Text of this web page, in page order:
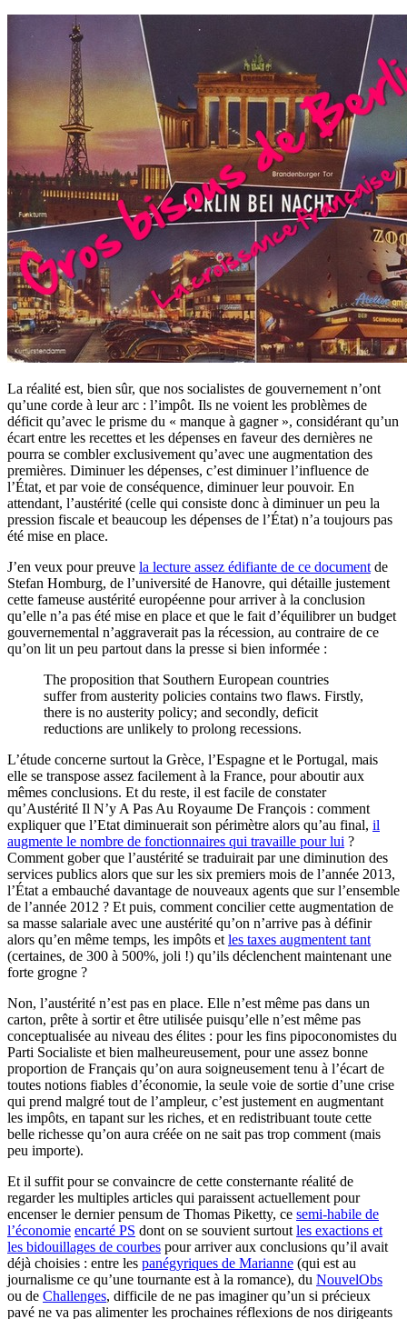
La réalité est, bien sûr, que nos socialistes de gouvernement n’ont
qu’une corde à leur arc : l’impôt. Ils ne voient les problèmes de
déficit qu’avec le prisme du « manque à gagner », considérant qu’un
écart entre les recettes et les dépenses en faveur des dernières ne
pourra se combler exclusivement qu’avec une augmentation des
premières. Diminuer les dépenses, c’est diminuer l’influence de
l’État, et par voie de conséquence, diminuer leur pouvoir. En
attendant, l’austérité (celle qui consiste donc à diminuer un peu la
pression fiscale et beaucoup les dépenses de l’État) n’a toujours pas
été mise en place.
J’en veux pour preuve la lecture assez édifiante de ce document de
Stefan Homburg, de l’université de Hanovre, qui détaille justement
cette fameuse austérité européenne pour arriver à la conclusion
qu’elle n’a pas été mise en place et que le fait d’équilibrer un budget
gouvernemental n’aggraverait pas la récession, au contraire de ce
qu’on lit un peu partout dans la presse si bien informée :
The proposition that Southern European countries
suffer from austerity policies contains two flaws. Firstly,
there is no austerity policy; and secondly, deficit
reductions are unlikely to prolong recessions.
L’étude concerne surtout la Grèce, l’Espagne et le Portugal, mais
elle se transpose assez facilement à la France, pour aboutir aux
mêmes conclusions. Et du reste, il est facile de constater
qu’Austérité Il N’y A Pas Au Royaume De François : comment
expliquer que l’Etat diminuerait son périmètre alors qu’au final, il
augmente le nombre de fonctionnaires qui travaille pour lui ?
Comment gober que l’austérité se traduirait par une diminution des
services publics alors que sur les six premiers mois de l’année 2013,
l’État a embauché davantage de nouveaux agents que sur l’ensemble
de l’année 2012 ? Et puis, comment concilier cette augmentation de
sa masse salariale avec une austérité qu’on n’arrive pas à définir
alors qu’en même temps, les impôts et les taxes augmentent tant
(certaines, de 300 à 500%, joli !) qu’ils déclenchent maintenant une
forte grogne ?
Non, l’austérité n’est pas en place. Elle n’est même pas dans un
carton, prête à sortir et être utilisée puisqu’elle n’est même pas
conceptualisée au niveau des élites : pour les fins pipoconomistes du
Parti Socialiste et bien malheureusement, pour une assez bonne
proportion de Français qu’on aura soigneusement tenu à l’écart de
toutes notions fiables d’économie, la seule voie de sortie d’une crise
qui prend malgré tout de l’ampleur, c’est justement en augmentant
les impôts, en tapant sur les riches, et en redistribuant toute cette
belle richesse qu’on aura créée on ne sait pas trop comment (mais
peu importe).
Et il suffit pour se convaincre de cette consternante réalité de
regarder les multiples articles qui paraissent actuellement pour
encenser le dernier pensum de Thomas Piketty, ce semi-habile de
l’économie encarté PS dont on se souvient surtout les exactions et
les bidouillages de courbes pour arriver aux conclusions qu’il avait
déjà choisies : entre les panégyriques de Marianne (qui est au
journalisme ce qu’une tournante est à la romance), du NouvelObs
ou de Challenges, difficile de ne pas imaginer qu’un si précieux
pavé ne va pas alimenter les prochaines réflexions de nos dirigeants